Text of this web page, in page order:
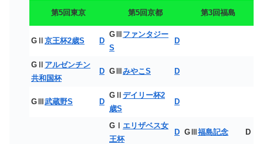
第5回東京 第5回京都 第3回福島
GⅡ 京王杯2歳S D
GⅢ ファンタジー
S
D
GⅡ アルゼンチン
共和国杯
D GⅢみやこS D
GⅢ武蔵野S D
GⅡ デイリー杯2
歳S
D
GⅠ エリザベス女
王杯
D GⅢ福島記念 D